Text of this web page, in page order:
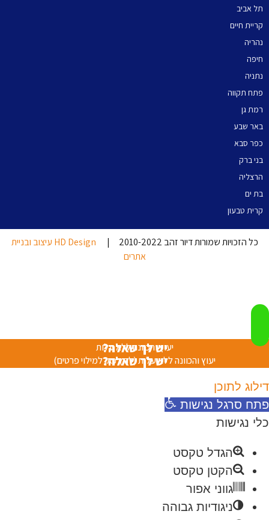
תל אביב
קריית חיים
נהריה
חיפה
נתניה
פתח תקווה
רמת גן
באר שבע
כפר סבא
בני ברק
הרצליה
בת ים
קרית טבעון
כל הזכויות שמורות דיור זהב 2010-2022 |
HD Design עיצוב ובניית
אתרים
יש לך שאלה?
יעוץ והכוונה ללא עלות
יש לך שאלה?
יעוץ והכוונה ללא עלות (לחץ כאן למילוי פרטים)
דילוג לתוכן
פתח סרגל נגישות
כלי נגישות
הגדל טקסט
הקטן טקסט
גווני אפור
ניגודיות גבוהה